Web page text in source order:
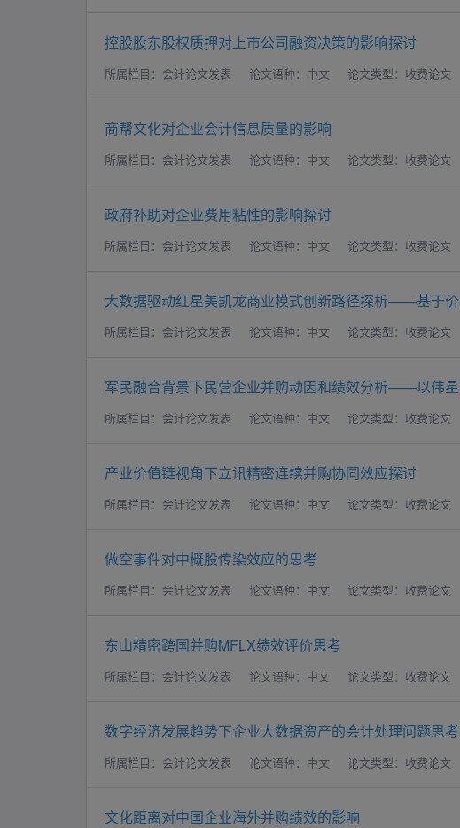
控股股东股权质押对上市公司融资决策的影响探讨
所属栏目：会计论文发表 论文语种：中文 论文类型：收费论文
商帮文化对企业会计信息质量的影响
所属栏目：会计论文发表 论文语种：中文 论文类型：收费论文
政府补助对企业费用粘性的影响探讨
所属栏目：会计论文发表 论文语种：中文 论文类型：收费论文
大数据驱动红星美凯龙商业模式创新路径探析——基于
所属栏目：会计论文发表 论文语种：中文 论文类型：收费论文
军民融合背景下民营企业并购动因和绩效分析——以伟
所属栏目：会计论文发表 论文语种：中文 论文类型：收费论文
产业价值链视角下立讯精密连续并购协同效应探讨
所属栏目：会计论文发表 论文语种：中文 论文类型：收费论文
做空事件对中概股传染效应的思考
所属栏目：会计论文发表 论文语种：中文 论文类型：收费论文
东山精密跨国并购MFLX绩效评价思考
所属栏目：会计论文发表 论文语种：中文 论文类型：收费论文
数字经济发展趋势下企业大数据资产的会计处理问题思考
所属栏目：会计论文发表 论文语种：中文 论文类型：收费论文
文化距离对中国企业海外并购绩效的影响